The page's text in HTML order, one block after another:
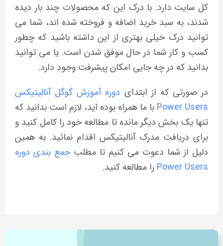
کل سایت دارد. با درک این که محصولات چند بار دیده
شدند، به سبد خرید اضافه و فروخته شده اند، شما می
توانید درک خیلی بهتری از این داشته باشید که چطور
کسب و کار شما در حال موفق شدن است. یا می توانید
بدانید که در چه جایی امکان پیشرفت وجود دارد.
در صورتی که از ابتدای دوره آموزش گوگل آنالیتیکس
Power Users با ما همراه بوده اید، لازم است بدانید که
تنها یک بخش دیگر مانده تا مطالعه خود را کامل کنید و
برای دریافت مدرک آنالیتیکس اقدام نمائید. به همین
دلیل از شما دعوت می کنیم تا مطلبجمع بندی دوره
Power Users را مطالعه کنید.